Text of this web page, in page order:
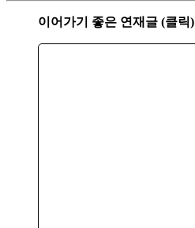
이어가기 좋은 연재글 (클릭)